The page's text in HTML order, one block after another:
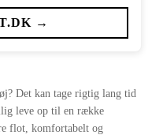
→
Det kan tage rigtig lang tid
leve op til en række
flot, komfortabelt og